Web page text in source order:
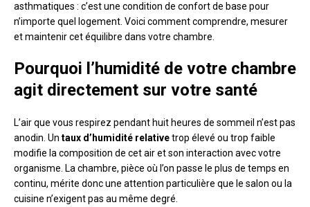
asthmatiques : c’est une condition de confort de base pour
n’importe quel logement. Voici comment comprendre, mesurer
et maintenir cet équilibre dans votre chambre.
Pourquoi l’humidité de votre chambre
agit directement sur votre santé
L’air que vous respirez pendant huit heures de sommeil n’est pas
anodin. Un taux d’humidité relativetrop élevé ou trop faible
modifie la composition de cet air et son interaction avec votre
organisme. La chambre, pièce où l’on passe le plus de temps en
continu, mérite donc une attention particulière que le salon ou la
cuisine n’exigent pas au même degré.